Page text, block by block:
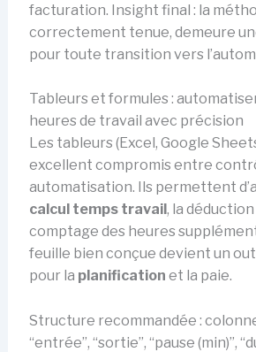
facturation. Insight final : la
correctement tenue, demeure
pour toute transition vers
Tableurs et formules :
heures de travail avec précision
Les tableurs (Excel, Google
excellent compromis entre
automatisation. Ils permettent
calcul temps travail , la
comptage des heures
feuille bien conçue devient un
pour la planification et la paie.
Structure recommandée :
“entrée”, “sortie”, “pause (min)”,